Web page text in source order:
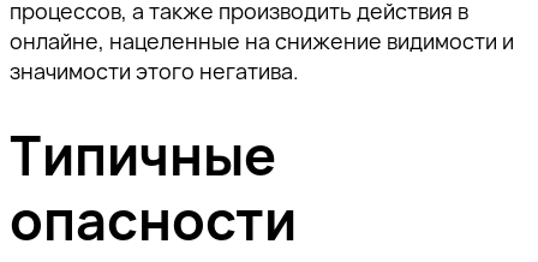
процессов, а также производить действия в
онлайне, нацеленные на снижение видимости и
значимости этого негатива.
Типичные
опасности